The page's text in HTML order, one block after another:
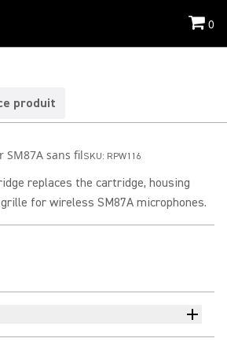
0
produit
SM87A sans filSKU: RPW116
replaces the cartridge, housing
for wireless SM87A microphones.